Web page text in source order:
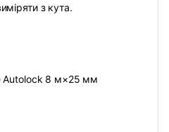
з кута.
Autolock 8 м×25 мм